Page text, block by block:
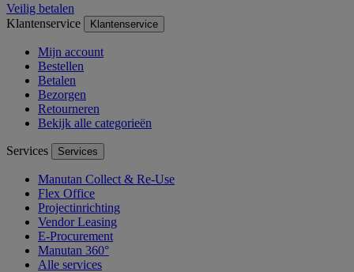
Veilig betalen
Klantenservice
Klantenservice
Mijn account
Bestellen
Betalen
Bezorgen
Retourneren
Bekijk alle categorieën
Services Services
Manutan Collect & Re-Use
Flex Office
Projectinrichting
Vendor Leasing
E-Procurement
Manutan 360°
Alle services